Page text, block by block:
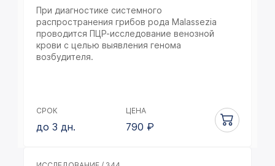
При диагностике системного
распространения грибов рода Malassezia
проводится ПЦР-исследование венозной
крови с целью выявления генома
возбудителя.
СРОК
до 3 дн.
ЦЕНА
790 ₽